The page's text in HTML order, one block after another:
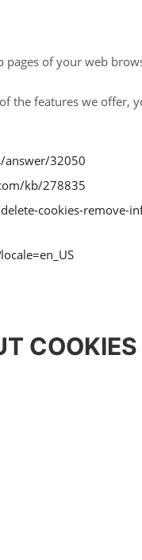
pages of your web
the features we offer,
answer/32050
kb/278835
cookies-remove-
COOKIES